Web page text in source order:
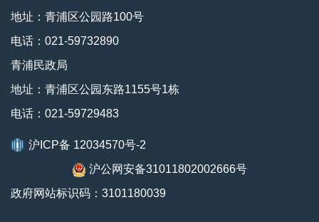
地址：青浦区公园路100号
电话：021-59732890
青浦民政局
地址：青浦区公园东路1155号1栋
电话：021-59729483
沪ICP备 12034570号-2
沪公网安备31011802002666号
政府网站标识码：3101180039